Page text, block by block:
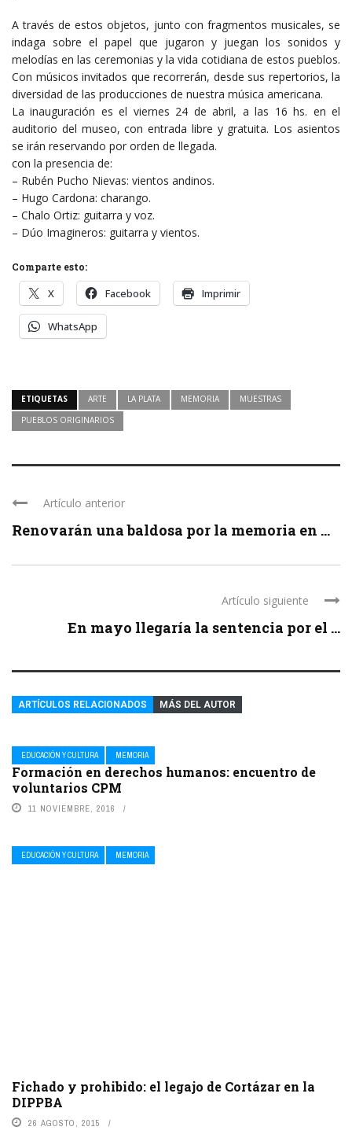
A través de estos objetos, junto con fragmentos musicales, se
indaga sobre el papel que jugaron y juegan los sonidos y
melodías en las ceremonias y la vida cotidiana de estos pueblos.
Con músicos invitados que recorrerán, desde sus repertorios, la
diversidad de las producciones de nuestra música americana.
La inauguración es el viernes 24 de abril, a las 16 hs. en el
auditorio del museo, con entrada libre y gratuita. Los asientos
se irán reservando por orden de llegada.
con la presencia de:
– Rubén Pucho Nievas: vientos andinos.
– Hugo Cardona: charango.
– Chalo Ortiz: guitarra y voz.
– Dúo Imagineros: guitarra y vientos.
Comparte esto:
X Facebook Imprimir
WhatsApp
ETIQUETAS ARTE LA PLATA MEMORIA
MUESTRAS
PUEBLOS ORIGINARIOS
Artículo anterior
Renovarán una baldosa por la memoria en ...
Artículo siguiente
En mayo llegaría la sentencia por el ...
ARTÍCULOS RELACIONADOS MÁS DEL AUTOR
EDUCACIÓN Y CULTURA MEMORIA
Formación en derechos humanos: encuentro de
voluntarios CPM
11 NOVIEMBRE, 2016
EDUCACIÓN Y CULTURA MEMORIA
Fichado y prohibido: el legajo de Cortázar en la
DIPPBA
26 AGOSTO, 2015